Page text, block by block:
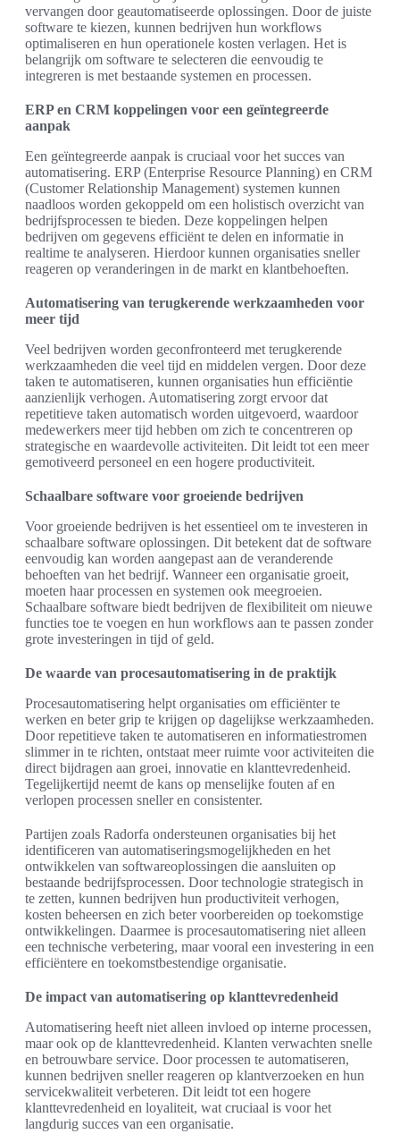
vervangen door geautomatiseerde oplossingen. Door de juiste
software te kiezen, kunnen bedrijven hun workflows
optimaliseren en hun operationele kosten verlagen. Het is
belangrijk om software te selecteren die eenvoudig te
integreren is met bestaande systemen en processen.
ERP en CRM koppelingen voor een geïntegreerde
aanpak
Een geïntegreerde aanpak is cruciaal voor het succes van
automatisering. ERP (Enterprise Resource Planning) en CRM
(Customer Relationship Management) systemen kunnen
naadloos worden gekoppeld om een holistisch overzicht van
bedrijfsprocessen te bieden. Deze koppelingen helpen
bedrijven om gegevens efficiënt te delen en informatie in
realtime te analyseren. Hierdoor kunnen organisaties sneller
reageren op veranderingen in de markt en klantbehoeften.
Automatisering van terugkerende werkzaamheden voor
meer tijd
Veel bedrijven worden geconfronteerd met terugkerende
werkzaamheden die veel tijd en middelen vergen. Door deze
taken te automatiseren, kunnen organisaties hun efficiëntie
aanzienlijk verhogen. Automatisering zorgt ervoor dat
repetitieve taken automatisch worden uitgevoerd, waardoor
medewerkers meer tijd hebben om zich te concentreren op
strategische en waardevolle activiteiten. Dit leidt tot een meer
gemotiveerd personeel en een hogere productiviteit.
Schaalbare software voor groeiende bedrijven
Voor groeiende bedrijven is het essentieel om te investeren in
schaalbare software oplossingen. Dit betekent dat de software
eenvoudig kan worden aangepast aan de veranderende
behoeften van het bedrijf. Wanneer een organisatie groeit,
moeten haar processen en systemen ook meegroeien.
Schaalbare software biedt bedrijven de flexibiliteit om nieuwe
functies toe te voegen en hun workflows aan te passen zonder
grote investeringen in tijd of geld.
De waarde van procesautomatisering in de praktijk
Procesautomatisering helpt organisaties om efficiënter te
werken en beter grip te krijgen op dagelijkse werkzaamheden.
Door repetitieve taken te automatiseren en informatiestromen
slimmer in te richten, ontstaat meer ruimte voor activiteiten die
direct bijdragen aan groei, innovatie en klanttevredenheid.
Tegelijkertijd neemt de kans op menselijke fouten af en
verlopen processen sneller en consistenter.
Partijen zoals Radorfa ondersteunen organisaties bij het
identificeren van automatiseringsmogelijkheden en het
ontwikkelen van softwareoplossingen die aansluiten op
bestaande bedrijfsprocessen. Door technologie strategisch in
te zetten, kunnen bedrijven hun productiviteit verhogen,
kosten beheersen en zich beter voorbereiden op toekomstige
ontwikkelingen. Daarmee is procesautomatisering niet alleen
een technische verbetering, maar vooral een investering in een
efficiëntere en toekomstbestendige organisatie.
De impact van automatisering op klanttevredenheid
Automatisering heeft niet alleen invloed op interne processen,
maar ook op de klanttevredenheid. Klanten verwachten snelle
en betrouwbare service. Door processen te automatiseren,
kunnen bedrijven sneller reageren op klantverzoeken en hun
servicekwaliteit verbeteren. Dit leidt tot een hogere
klanttevredenheid en loyaliteit, wat cruciaal is voor het
langdurig succes van een organisatie.